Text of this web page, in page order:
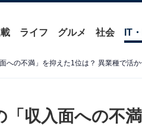
ライフ グルメ 社会 IT
への不満」を抑えた1位は？ 異業種で活
「収入面への不